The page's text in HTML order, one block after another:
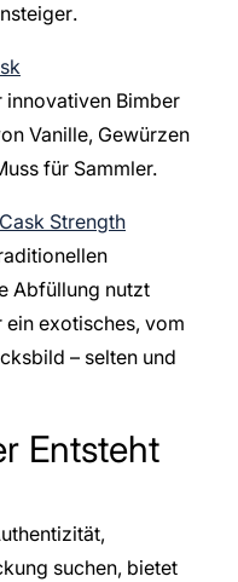
.
Bimber
Vanille, Gewürzen
für Sammler.
Strength
Abfüllung nutzt
exotisches, vom
– selten und
Entsteht
suchen, bietet